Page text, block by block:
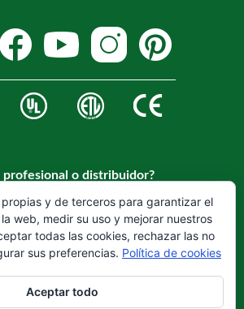
profesional o distribuidor?
nuestra web para hacerse cliente.
REGISTRARSE
y de terceros para garantizar el
web, medir su uso y mejorar nuestros
todas las cookies, rechazar las no
sus preferencias. Política de cookies
Aceptar todo